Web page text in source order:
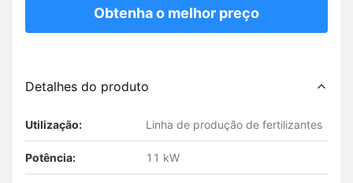
Obtenha o melhor preço
Detalhes do produto
Utilização: Linha de produção de fertilizantes
Potência: 11 kW